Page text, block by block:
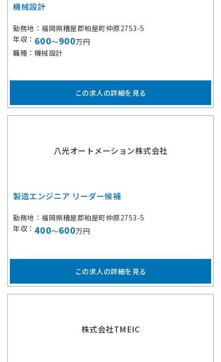
機械設計
勤務地
福岡県糟屋郡粕屋町仲原2753-5
年収
600～900万円
職種
機械設計
この求人の詳細を見る
八光オートメーション株式会社
製造エンジニア リーダー候補
勤務地
福岡県糟屋郡粕屋町仲原2753-5
年収
400～600万円
この求人の詳細を見る
株式会社TMEIC